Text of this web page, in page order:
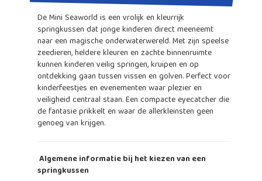
De Mini Seaworld is een vrolijk en kleurrijk
springkussen dat jonge kinderen direct meeneemt
naar een magische onderwaterwereld. Met zijn speelse
zeedieren, heldere kleuren en zachte binnenruimte
kunnen kinderen veilig springen, kruipen en op
ontdekking gaan tussen vissen en golven. Perfect voor
kinderfeestjes en evenementen waar plezier en
veiligheid centraal staan. Een compacte eyecatcher die
de fantasie prikkelt en waar de allerkleinsten geen
genoeg van krijgen.
Algemene informatie bij het kiezen van een
springkussen